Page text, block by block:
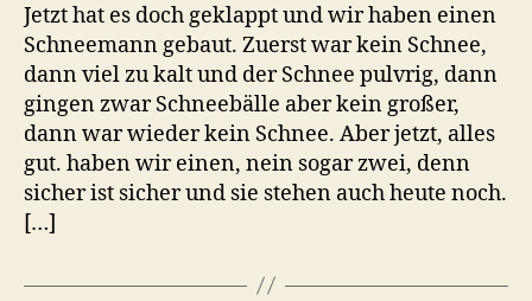
Jetzt hat es doch geklappt und wir haben einen
Schneemann gebaut. Zuerst war kein Schnee,
dann viel zu kalt und der Schnee pulvrig, dann
gingen zwar Schneebälle aber kein großer,
dann war wieder kein Schnee. Aber jetzt, alles
gut. haben wir einen, nein sogar zwei, denn
sicher ist sicher und sie stehen auch heute noch.
[…]